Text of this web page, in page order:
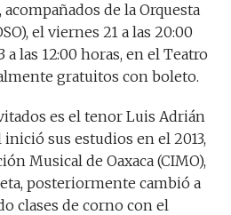
de la Orquesta
el viernes 21 a las 20:00
las 12:00 horas, en el Teatro
gratuitos con boleto.
es el tenor Luis Adrián
inició sus estudios en el 2013,
Musical de Oaxaca (CIMO),
posteriormente cambió a
clases de corno con el